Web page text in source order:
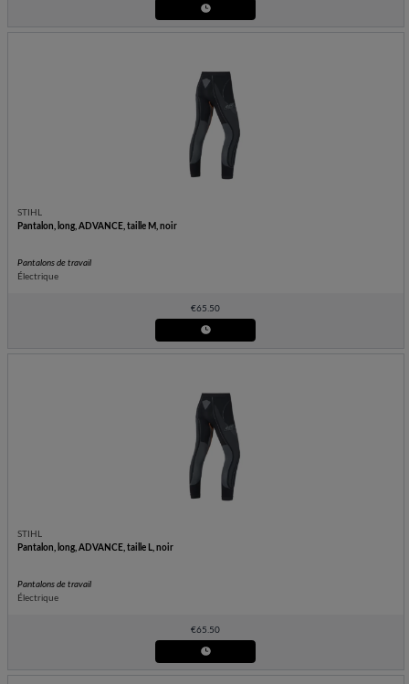
STIHL
Pantalon, long, ADVANCE, taille M, noir
Pantalons de travail
Électrique
€65.50
STIHL
Pantalon, long, ADVANCE, taille L, noir
Pantalons de travail
Électrique
€65.50